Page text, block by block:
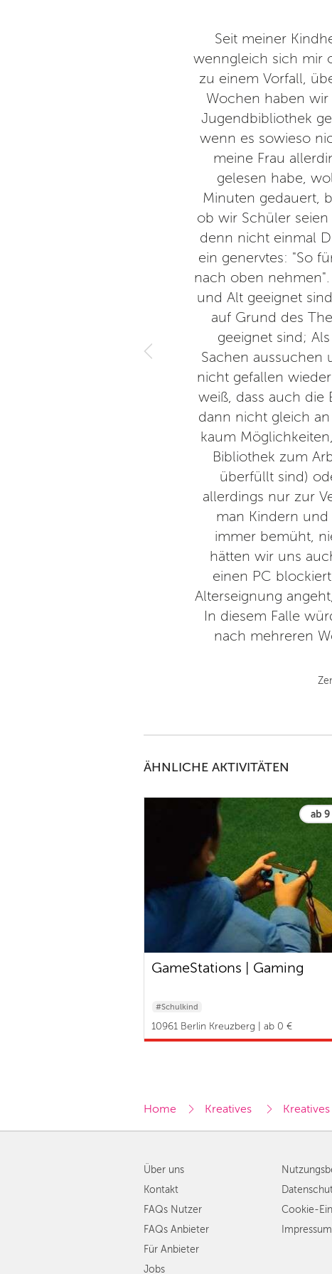
Seit meiner
wenngleich sich mir
zu einem Vorfall,
Wochen haben
Jugendbibliothek
wenn es sowieso
meine Frau
gelesen habe,
Minuten gedauert,
ob wir Schüler
denn nicht einmal
ein genervtes: "So
nach oben
und Alt geeignet
auf Grund des
geeignet sind;
Sachen aussuchen
nicht gefallen
weiß, dass auch die
dann nicht gleich
kaum
Bibliothek zum
überfüllt sind)
allerdings nur zur
man Kindern
immer bemüht,
hätten wir uns
einen PC
Alterseignung
In diesem Falle
nach mehreren
ÄHNLICHE AKTIVITÄTEN
ab 9
GameStations | Gaming
#Schulkind
10961 Berlin Kreuzberg | ab 0 €
Home Kreatives
Über uns
Kontakt
FAQs Nutzer
FAQs Anbieter
Für Anbieter
Jobs
Cookie-
Impressum